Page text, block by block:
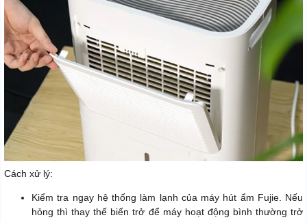
Cách xử lý:
Kiểm tra ngay hệ thống làm lạnh của máy hút ẩm Fujie. Nếu
hỏng thì thay thế biến trở để máy hoạt động bình thường trở